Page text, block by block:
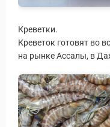
Креветки.
Креветок готовят во
на рынке Ассалы, в